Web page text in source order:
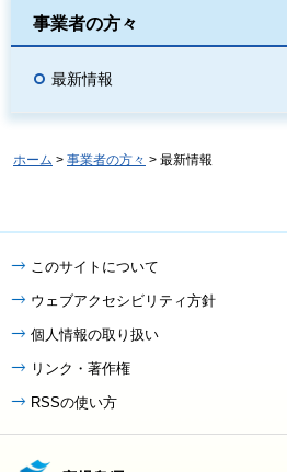
事業者の方々
最新情報
ホーム > 事業者の方々 > 最新情報
このサイトについて
ウェブアクセシビリティ方針
個人情報の取り扱い
リンク・著作権
RSSの使い方